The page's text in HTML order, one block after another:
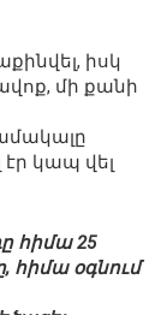
իսկ
մի քանի
կապ վել
հիմա 25
հիմա օգնում